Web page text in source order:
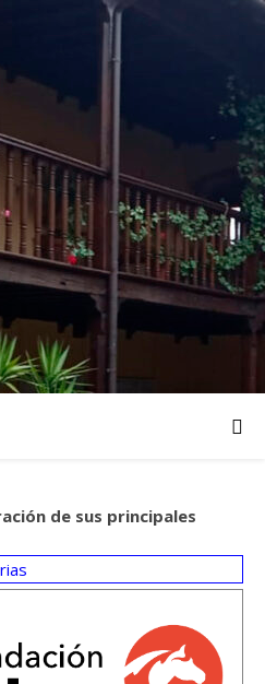
de sus principales